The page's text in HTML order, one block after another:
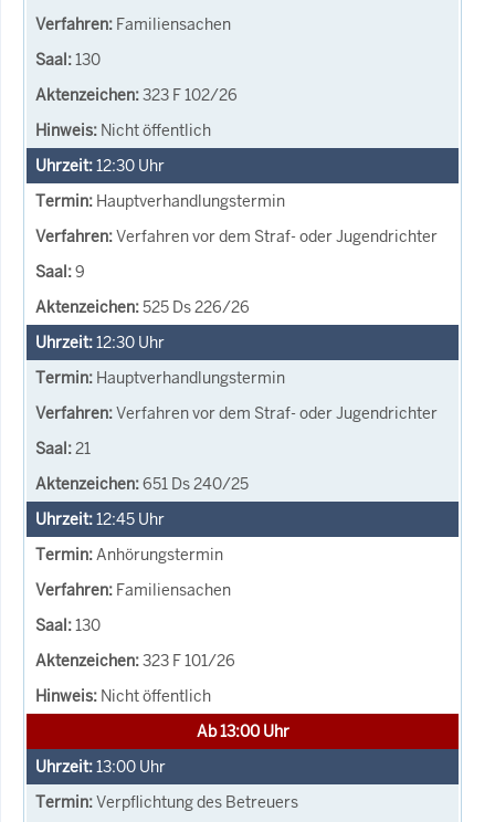
Familiensachen
130
323 F 102/26
Nicht öffentlich
12:30 Uhr
Hauptverhandlungstermin
Verfahren vor dem Straf- oder Jugendrichter
9
525 Ds 226/26
12:30 Uhr
Hauptverhandlungstermin
Verfahren vor dem Straf- oder Jugendrichter
21
651 Ds 240/25
12:45 Uhr
Anhörungstermin
Familiensachen
130
323 F 101/26
Nicht öffentlich
Ab 13:00 Uhr
13:00 Uhr
Verpflichtung des Betreuers